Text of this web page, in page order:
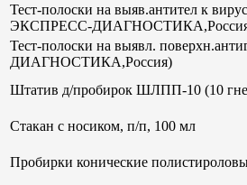
Тест-полоски на выяв.антител к
ЭКСПРЕСС-
Тест-полоски на выявл.
ДИАГНОСТИКА,Россия)
Штатив д/пробирок ШЛПП-10 (10
Стакан с носиком, п/п, 100 мл
Пробирки конические